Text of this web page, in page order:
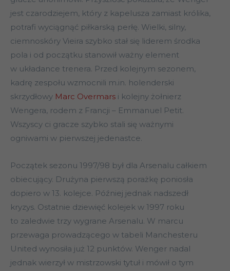
jest czarodziejem, który z kapelusza zamiast królika,
potrafi wyciągnąć piłkarską perłę. Wielki, silny,
ciemnoskóry Vieira szybko stał się liderem środka
pola i od początku stanowił ważny element
w układance trenera. Przed kolejnym sezonem,
kadrę zespołu wzmocnili m.in. holenderski
skrzydłowy Marc Overmars i kolejny żołnierz
Wengera, rodem z Francji – Emmanuel Petit.
Wszyscy ci gracze szybko stali się ważnymi
ogniwami w pierwszej jedenastce.
Początek sezonu 1997/98 był dla Arsenalu całkiem
obiecujący. Drużyna pierwszą porażkę poniosła
dopiero w 13. kolejce. Później jednak nadszedł
kryzys. Ostatnie dziewięć kolejek w 1997 roku
to zaledwie trzy wygrane Arsenalu. W marcu
przewaga prowadzącego w tabeli Manchesteru
United wynosiła już 12 punktów. Wenger nadal
jednak wierzył w mistrzowski tytuł i mówił o tym